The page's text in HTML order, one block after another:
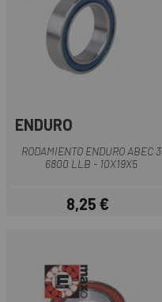
ENDURO
RODAMIENTO ENDURO ABEC 3
6800 LLB - 10X19X5
Precio
8,25 €